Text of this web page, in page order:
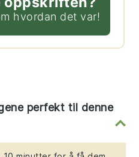
hvordan det var!
perfekt til denne